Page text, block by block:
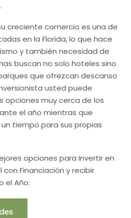
creciente comercio es una de
en la Florida, lo que hace
y también necesidad de
buscan no solo hoteles sino
que ofrezcan descanso
usted puede
opciones muy cerca de los
el año mientras que
tiempo para sus propias
opciones para Invertir en
Financiación y recibir
el Año: